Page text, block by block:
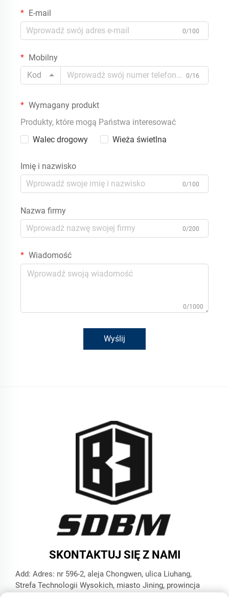
E-mail
0/100
Mobilny
Kod
0/16
Wymagany produkt
Produkty, które mogą Państwa interesować
Walec drogowy
Wieża świetlna
Imię i nazwisko
0/100
Nazwa firmy
0/200
Wiadomość
0/1000
Wyślij
SKONTAKTUJ SIĘ Z NAMI
Add: Adres: nr 596-2, aleja Chongwen, ulica Liuhang,
Strefa Technologii Wysokich, miasto Jining, prowincja